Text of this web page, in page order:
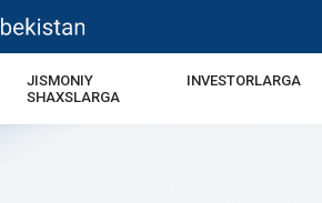
JISMONIY
SHAXSLARGA
INVESTORLARGA